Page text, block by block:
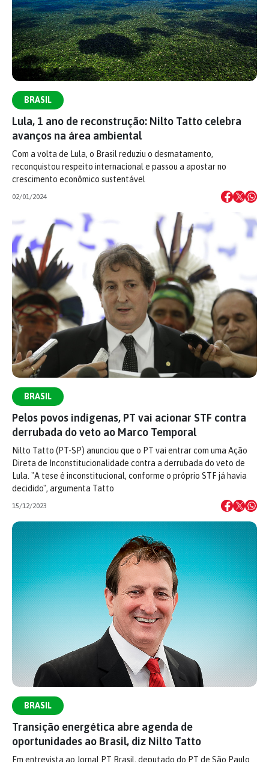
BRASIL
Lula, 1 ano de reconstrução: Nilto Tatto celebra
avanços na área ambiental
Com a volta de Lula, o Brasil reduziu o desmatamento,
reconquistou respeito internacional e passou a apostar no
crescimento econômico sustentável
02/01/2024
BRASIL
Pelos povos indígenas, PT vai acionar STF contra
derrubada do veto ao Marco Temporal
Nilto Tatto (PT-SP) anunciou que o PT vai entrar com uma Ação
Direta de Inconstitucionalidade contra a derrubada do veto de
Lula. "A tese é inconstitucional, conforme o próprio STF já havia
decidido", argumenta Tatto
15/12/2023
BRASIL
Transição energética abre agenda de
oportunidades ao Brasil, diz Nilto Tatto
Em entrevista ao Jornal PT Brasil, deputado do PT de São Paulo